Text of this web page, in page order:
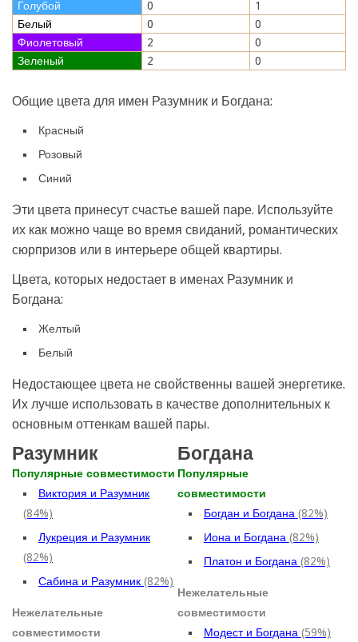
Голубой 0
1
Белый
0
0
Фиолетовый
2
0
Зеленый
2 0
Общие цвета для имен Разумник и Богдана:
Красный
Розовый
Синий
Эти цвета принесут счастье вашей паре. Используйте
их как можно чаще во время свиданий, романтических
сюрпризов или в интерьере общей квартиры.
Цвета, которых недостает в именах Разумник и
Богдана:
Желтый
Белый
Недостающее цвета не свойственны вашей энергетике.
Их лучше использовать в качестве дополнительных к
основным оттенкам вашей пары.
Разумник
Популярные совместимости
Виктория и Разумник
(84%)
Лукреция и Разумник
(82%)
Сабина и Разумник (82%)
Нежелательные
совместимости
Богдана
Популярные
совместимости
Богдан и Богдана (82%)
Иона и Богдана (82%)
Платон и Богдана (82%)
Нежелательные
совместимости
Модест и Богдана (59%)